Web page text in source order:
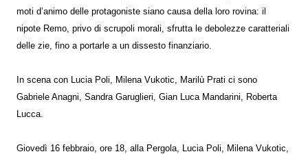
moti d’animo delle protagoniste siano causa della loro rovina: il
nipote Remo, privo di scrupoli morali, sfrutta le debolezze caratteriali
delle zie, fino a portarle a un dissesto finanziario.
In scena con Lucia Poli, Milena Vukotic, Marilù Prati ci sono
Gabriele Anagni, Sandra Garuglieri, Gian Luca Mandarini, Roberta
Lucca.
Giovedì 16 febbraio, ore 18, alla Pergola, Lucia Poli, Milena Vukotic,